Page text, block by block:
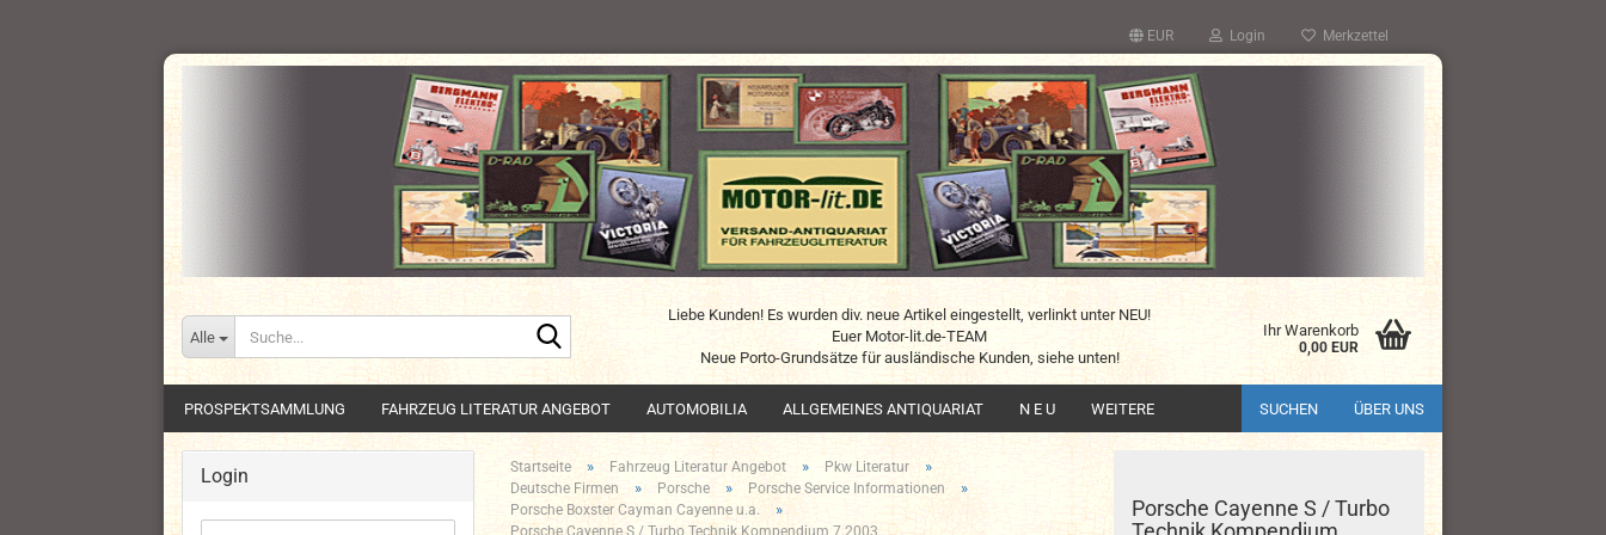
EUR Login Merkzettel
Alle
Liebe Kunden! Es wurden div. neue Artikel eingestellt, verlinkt unter NEU!
Euer Motor-lit.de-TEAM
Neue Porto-Grundsätze für ausländische Kunden, siehe unten!
Ihr Warenkorb
0,00 EUR
PROSPEKTSAMMLUNG FAHRZEUG LITERATUR ANGEBOT AUTOMOBILIA ALLGEMEINES ANTIQUARIAT N E U SUCHEN ÜBER UNS
WEITERE
Startseite » Fahrzeug Literatur Angebot » Pkw Literatur »
Deutsche Firmen » Porsche » Porsche Service Informationen »
Porsche Boxster Cayman Cayenne u.a. »
Porsche Cayenne S / Turbo Technik Kompendium 7.2003
Porsche Cayenne S / Turbo
Login